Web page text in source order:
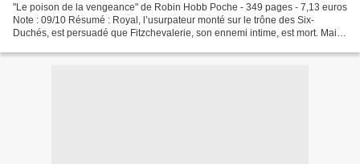
"Le poison de la vengeance" de Robin Hobb Poche - 349 pages - 7,13 euros
Note : 09/10 Résumé : Royal, l’usurpateur monté sur le trône des Six-
Duchés, est persuadé que Fitzchevalerie, son ennemi intime, est mort. Mais